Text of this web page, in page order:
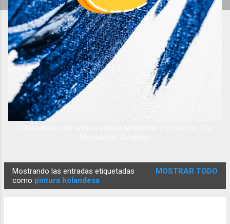
n
Mostrando las entradas etiquetadas
como pintura holandesa
MOSTRAR TODO